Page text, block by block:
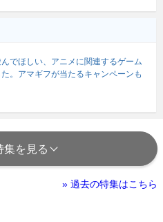
でほしい、アニメに関連するゲーム
。アマギフが当たるキャンペーンも
集を見る
» 過去の特集はこちら